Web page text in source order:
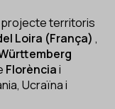
projecte territoris
Loira (França) ,
Florènciai
Ucraïna i